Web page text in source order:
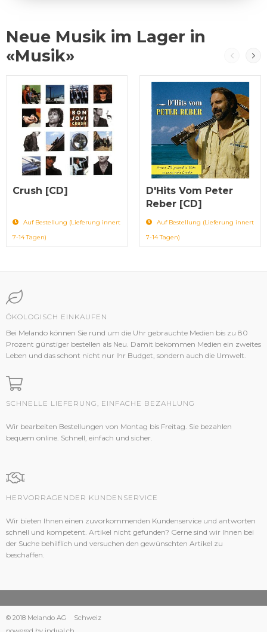
Neue Musik im Lager in
«Musik»
Crush [CD]
Auf Bestellung (Lieferung innert
7-14 Tagen)
D'Hits Vom Peter
Reber [CD]
Auf Bestellung (Lieferung innert
7-14 Tagen)
ÖKOLOGISCH EINKAUFEN
Bei Melando können Sie rund um die Uhr gebrauchte Medien bis zu 80
Prozent günstiger bestellen als Neu. Damit bekommen Medien ein zweites
Leben und das schont nicht nur Ihr Budget, sondern auch die Umwelt.
SCHNELLE LIEFERUNG, EINFACHE BEZAHLUNG
Wir bearbeiten Bestellungen von Montag bis Freitag. Sie bezahlen
bequem online. Schnell, einfach und sicher.
HERVORRAGENDER KUNDENSERVICE
Wir bieten Ihnen einen zuvorkommenden Kundenservice und antworten
schnell und kompetent. Artikel nicht gefunden? Gerne sind wir Ihnen bei
der Suche behilflich und versuchen den gewünschten Artikel zu
beschaffen.
© 2018 Melando AG
Schweiz